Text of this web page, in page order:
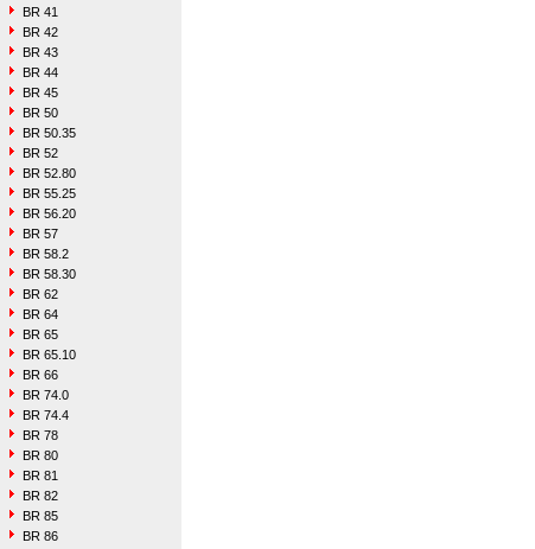
BR 41
BR 42
BR 43
BR 44
BR 45
BR 50
BR 50.35
BR 52
BR 52.80
BR 55.25
BR 56.20
BR 57
BR 58.2
BR 58.30
BR 62
BR 64
BR 65
BR 65.10
BR 66
BR 74.0
BR 74.4
BR 78
BR 80
BR 81
BR 82
BR 85
BR 86